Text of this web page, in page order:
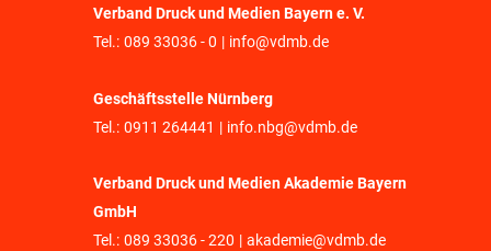
Verband Druck und Medien Bayern e. V.
Tel.: 089 33036 - 0 | info@vdmb.de
Geschäftsstelle Nürnberg
Tel.: 0911 264441 | info.nbg@vdmb.de
Verband Druck und Medien Akademie Bayern
GmbH
Tel.: 089 33036 - 220 | akademie@vdmb.de